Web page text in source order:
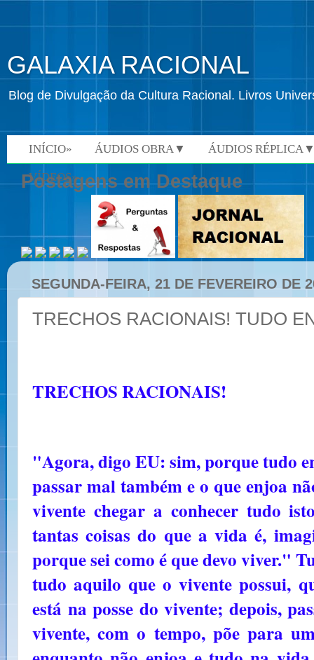
GALAXIA RACIONAL
Blog de Divulgação da Cultura Racional. Livros
INÍCIO» ÁUDIOS OBRA▼ ÁUDIOS
VÍDEOS»
Postagens em Destaque
SEGUNDA-FEIRA, 21 DE FEVEREIRO DE
TRECHOS RACIONAIS! TUDO
TRECHOS RACIONAIS!
"Agora, digo EU: sim, porque tudo
passar mal também e o que enjoa
vivente chegar a conhecer tudo
tantas coisas do que a vida é,
porque sei como é que devo viver."
tudo aquilo que o vivente possui,
está na posse do vivente; depois,
vivente, com o tempo, põe para